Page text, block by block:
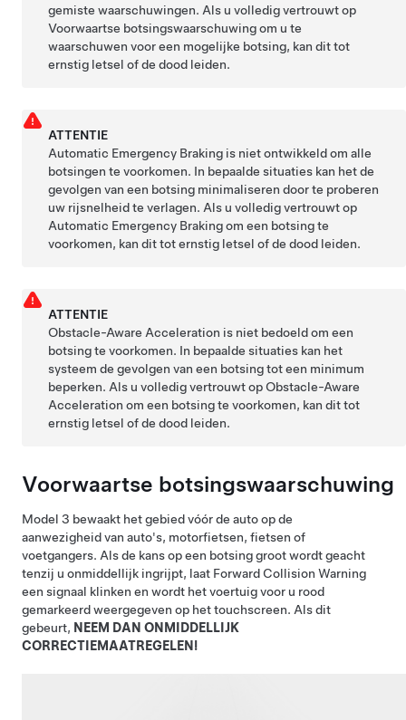
gemiste waarschuwingen. Als u volledig vertrouwt op
Voorwaartse botsingswaarschuwing om u te
waarschuwen voor een mogelijke botsing, kan dit tot
ernstig letsel of de dood leiden.
ATTENTIE
Automatic Emergency Braking is niet ontwikkeld om alle
botsingen te voorkomen. In bepaalde situaties kan het de
gevolgen van een botsing minimaliseren door te proberen
uw rijsnelheid te verlagen. Als u volledig vertrouwt op
Automatic Emergency Braking om een botsing te
voorkomen, kan dit tot ernstig letsel of de dood leiden.
ATTENTIE
Obstacle-Aware Acceleration is niet bedoeld om een
botsing te voorkomen. In bepaalde situaties kan het
systeem de gevolgen van een botsing tot een minimum
beperken. Als u volledig vertrouwt op Obstacle-Aware
Acceleration om een botsing te voorkomen, kan dit tot
ernstig letsel of de dood leiden.
Voorwaartse botsingswaarschuwing
Model 3 bewaakt het gebied vóór de auto op de
aanwezigheid van auto's, motorfietsen, fietsen of
voetgangers. Als de kans op een botsing groot wordt geacht
tenzij u onmiddellijk ingrijpt, laat Forward Collision Warning
een signaal klinken en wordt het voertuig voor u rood
gemarkeerd weergegeven op hettouchscreen. Als dit
gebeurt, NEEM DAN ONMIDDELLIJK
CORRECTIEMAATREGELEN!